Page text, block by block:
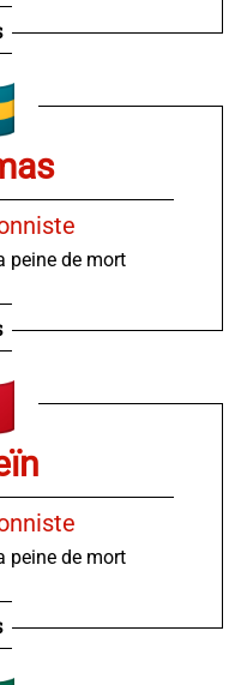
peine de mort
peine de mort